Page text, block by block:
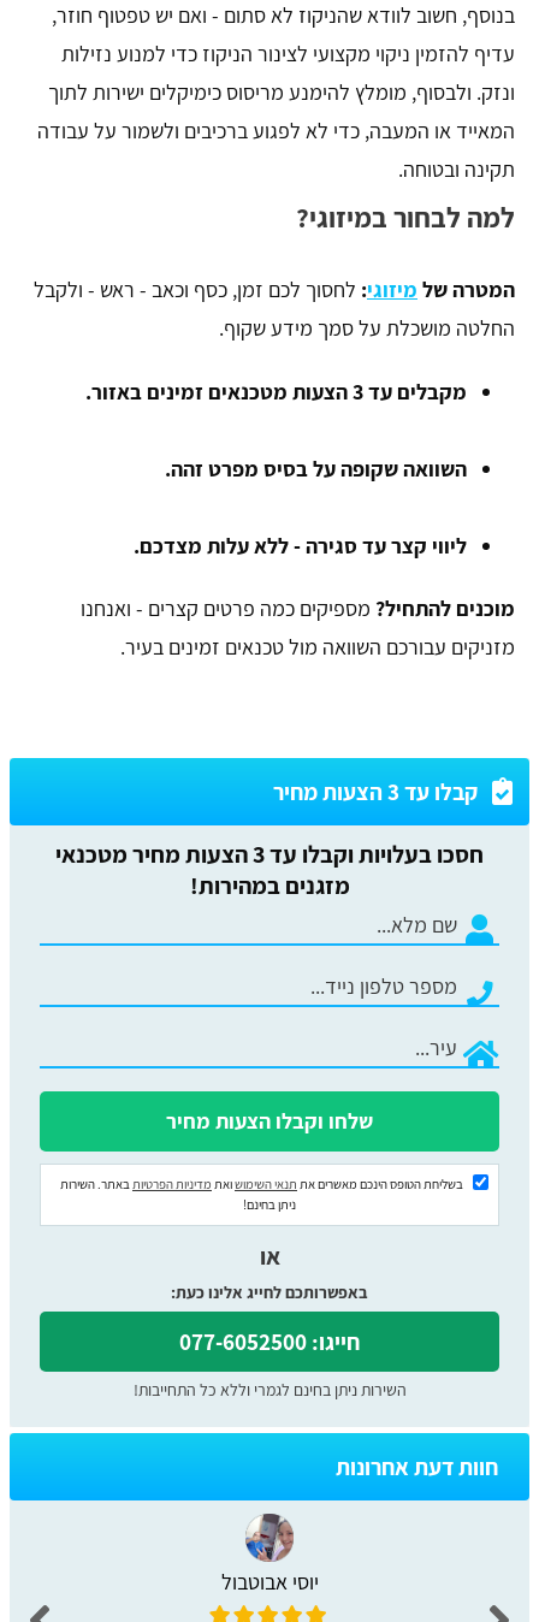
בנוסף, חשוב לוודא שהניקוז לא סתום - ואם יש טפטוף חוזר,
עדיף להזמין ניקוי מקצועי לצינור הניקוז כדי למנוע נזילות
ונזק. ולבסוף, מומלץ להימנע מריסוס כימיקלים ישירות לתוך
המאייד או המעבה, כדי לא לפגוע ברכיבים ולשמור על עבודה
תקינה ובטוחה.
למה לבחור במיזוגי?
המטרה של מיזוגי: לחסוך לכם זמן, כסף וכאב - ראש - ולקבל
החלטה מושכלת על סמך מידע שקוף.
מקבלים עד 3 הצעות מטכנאים זמינים באזור.
השוואה שקופה על בסיס מפרט זהה.
ליווי קצר עד סגירה - ללא עלות מצדכם.
מוכנים להתחיל? מספיקים כמה פרטים קצרים - ואנחנו
מזניקים עבורכם השוואה מול טכנאים זמינים בעיר.
קבלו עד 3 הצעות מחיר
חסכו בעלויות וקבלו עד 3 הצעות מחיר מטכנאי
מזגנים במהירות!
בשליחת הטופס הינכם מאשרים את תנאי השימושואת מדיניות הפרטיותבאתר. השירות
ניתן בחינם!
או
באפשרותכם לחייג אלינו כעת:
חייגו: 077-6052500
השירות ניתן בחינם לגמרי וללא כל התחייבות!
חוות דעת אחרונות
יוסי אבוטבול